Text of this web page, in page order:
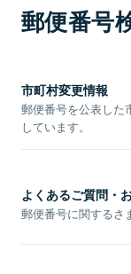
郵便番号
市町村変更情報
郵便番号を公表した
しています。
よくあるご質問・
郵便番号に関するさ